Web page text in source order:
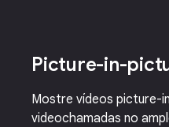
Picture-in-
Mostre vídeos picture-
videochamadas no